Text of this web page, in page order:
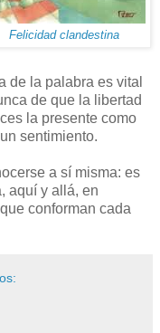
Felicidad clandestina
de la palabra es vital
de que la libertad
la presente como
sentimiento.
a sí misma: es
aquí y allá, en
conforman cada